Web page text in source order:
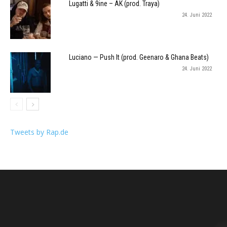
Lugatti & 9ine – AK (prod. Traya)
24. Juni 2022
Luciano — Push It (prod. Geenaro & Ghana Beats)
24. Juni 2022
Tweets by Rap.de